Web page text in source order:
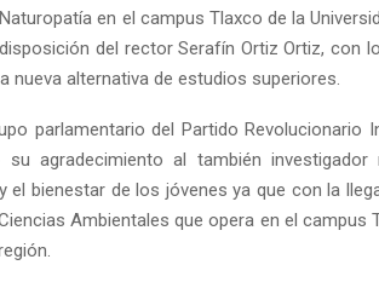
en el campus Tlaxco de la
del rector Serafín Ortiz Ortiz, con
nueva alternativa de estudios superiores.
parlamentario del Partido Revolucionario
agradecimiento al también investigador
bienestar de los jóvenes ya que con la
Ambientales que opera en el campus